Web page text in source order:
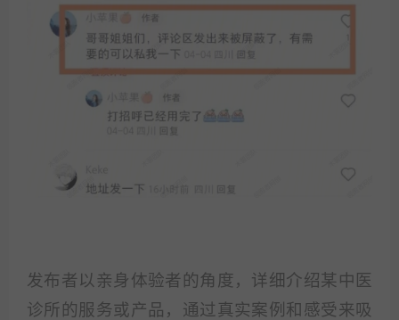
发布者以亲身体验者的角度，详细介绍某中医
诊所的服务或产品，通过真实案例和感受来吸